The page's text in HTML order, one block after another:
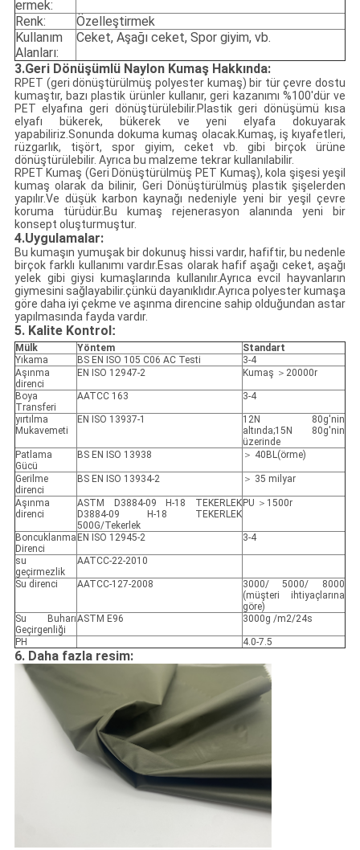
ermek:
Renk:
Özelleştirmek
Kullanım
Alanları:
Ceket, Aşağı ceket, Spor giyim, vb.
3.Geri Dönüşümlü Naylon Kumaş Hakkında:
RPET (geri dönüştürülmüş polyester kumaş) bir tür çevre dostu
kumaştır, bazı plastik ürünler kullanır, geri kazanımı %100'dür ve
PET elyafına geri dönüştürülebilir.Plastik geri dönüşümü kısa
elyafı bükerek, bükerek ve yeni elyafa dokuyarak
yapabiliriz.Sonunda dokuma kumaş olacak.Kumaş, iş kıyafetleri,
rüzgarlık, tişört, spor giyim, ceket vb. gibi birçok ürüne
dönüştürülebilir. Ayrıca bu malzeme tekrar kullanılabilir.
RPET Kumaş (Geri Dönüştürülmüş PET Kumaş), kola şişesi yeşil
kumaş olarak da bilinir, Geri Dönüştürülmüş plastik şişelerden
yapılır.Ve düşük karbon kaynağı nedeniyle yeni bir yeşil çevre
koruma türüdür.Bu kumaş rejenerasyon alanında yeni bir
konsept oluşturmuştur.
4.Uygulamalar:
Bu kumaşın yumuşak bir dokunuş hissi vardır, hafiftir, bu nedenle
birçok farklı kullanımı vardır.Esas olarak hafif aşağı ceket, aşağı
yelek gibi giysi kumaşlarında kullanılır.Ayrıca evcil hayvanların
giymesini sağlayabilir.çünkü dayanıklıdır.Ayrıca polyester kumaşa
göre daha iyi çekme ve aşınma direncine sahip olduğundan astar
yapılmasında fayda vardır.
5. Kalite Kontrol :
Mülk Yöntem
Standart
Yıkama
BS EN ISO 105 C06 AC Testi
3-4
Aşınma
direnci
EN ISO 12947-2 Kumaş ＞20000r
Boya
Transferi
AATCC 163 3-4
yırtılma
Mukavemeti
EN ISO 13937-1
12N 80g'nin
altında;15N 80g'nin
üzerinde
Patlama
Gücü
BS EN ISO 13938 ＞ 40BL(örme)
Gerilme
direnci
BS EN ISO 13934-2 ＞ 35 milyar
Aşınma
direnci
ASTM D3884-09 H-18 TEKERLEK
D3884-09 H-18 TEKERLEK
500G/Tekerlek
PU ＞1500r
Boncuklanma
Direnci
EN ISO 12945-2 3-4
su
geçirmezlik
AATCC-22-2010
Su direnci AATCC-127-2008
3000/ 5000/ 8000
(müşteri ihtiyaçlarına
göre)
Su Buharı
Geçirgenliği
ASTM E96 3000g /m2/24s
PH 4.0-7.5
6. Daha fazla resim: